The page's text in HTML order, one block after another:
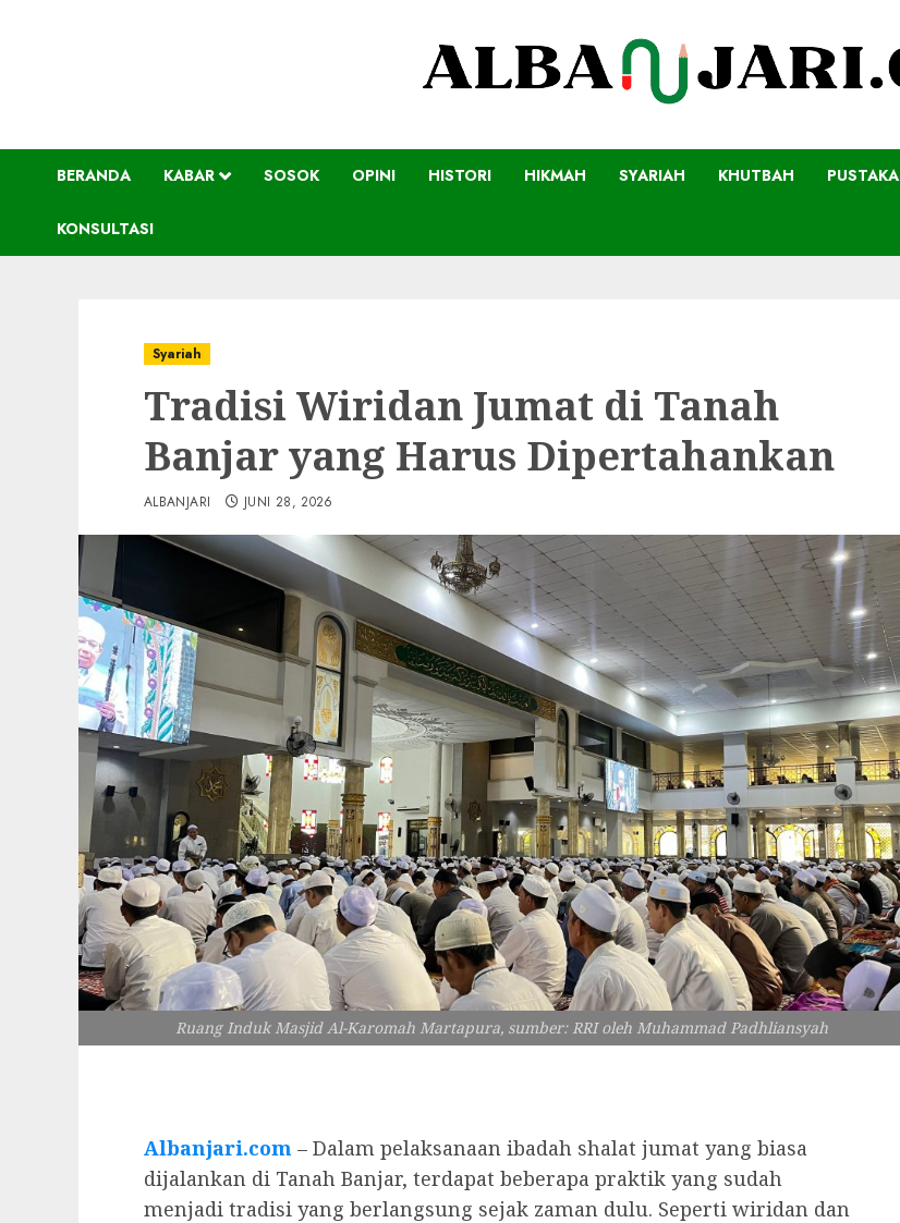
BERANDA KABAR SOSOK OPINI HISTORI HIKMAH SYARIAH KHUTBAH PUSTAKA
KONSULTASI
Syariah
Tradisi Wiridan Jumat di Tanah
Banjar yang Harus Dipertahankan
ALBANJARI JUNI 28, 2026
Ruang Induk Masjid Al-Karomah Martapura, sumber: RRI oleh Muhammad Padhliansyah
Albanjari.com – Dalam pelaksanaan ibadah shalat jumat yang biasa
dijalankan di Tanah Banjar, terdapat beberapa praktik yang sudah
menjadi tradisi yang berlangsung sejak zaman dulu. Seperti wiridan dan